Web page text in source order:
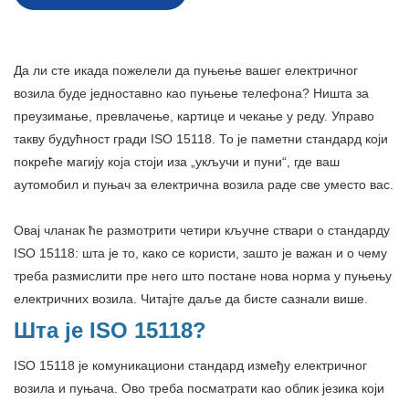
Да ли сте икада пожелели да пуњење вашег електричног
возила буде једноставно као пуњење телефона? Ништа за
преузимање, превлачење, картице и чекање у реду. Управо
такву будућност гради ISO 15118. То је паметни стандард који
покреће магију која стоји иза „укључи и пуни“, где ваш
аутомобил и пуњач за електрична возила раде све уместо вас.
Овај чланак ће размотрити четири кључне ствари о стандарду
ISO 15118: шта је то, како се користи, зашто је важан и о чему
треба размислити пре него што постане нова норма у пуњењу
електричних возила. Читајте даље да бисте сазнали више.
Шта је ISO 15118?
ISO 15118 је комуникациони стандард између електричног
возила и пуњача. Ово треба посматрати као облик језика који